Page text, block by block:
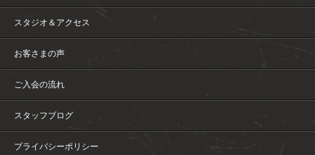
スタジオ＆アクセス
お客さまの声
ご入会の流れ
スタッフブログ
プライバシーポリシー